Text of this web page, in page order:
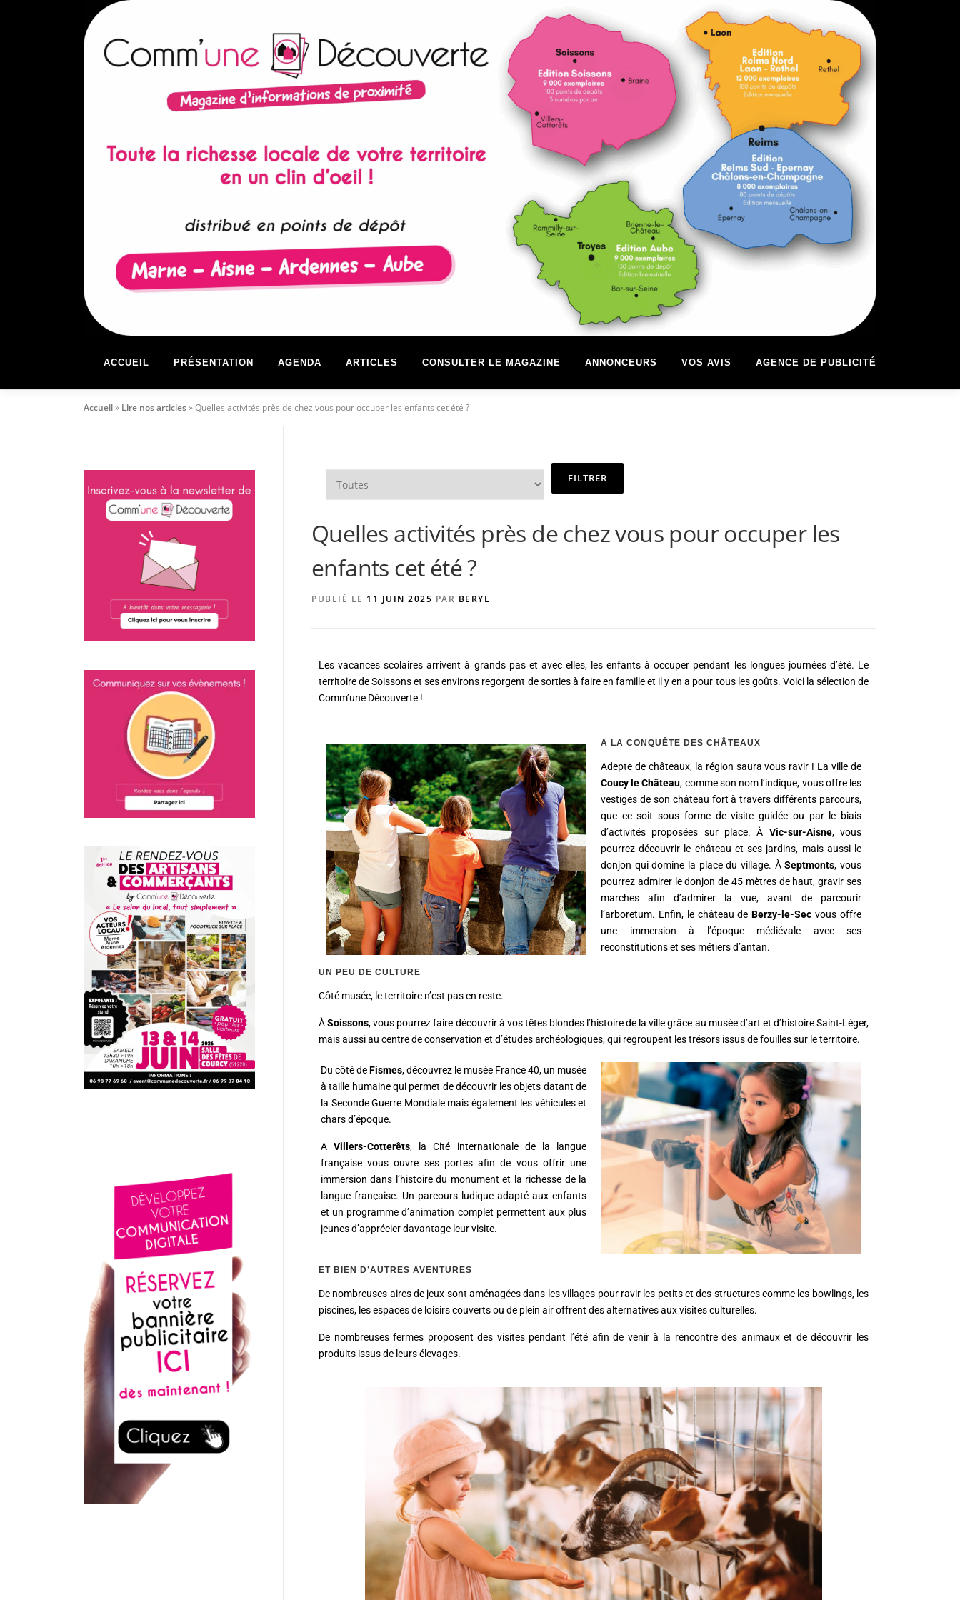
ACCUEIL PRÉSENTATION AGENDA ARTICLES CONSULTER LE MAGAZINE ANNONCEURS VOS AVIS AGENCE DE PUBLICITÉ
Accueil» Lire nos articles»Quelles activités près de chez vous pour occuper les enfants cet été ?
Quelles activités près de chez vous pour occuper les
enfants cet été ?
PUBLIÉ LE 11 JUIN 2025 PAR BERYL
Les vacances scolaires arrivent à grands pas et avec elles, les enfants à occuper pendant les longues journées d’été. Le
territoire de Soissons et ses environs regorgent de sorties à faire en famille et il y en a pour tous les goûts. Voici la sélection de
Comm’une Découverte !
A LA CONQUÊTE DES CHÂTEAUX
Adepte de châteaux, la région saura vous ravir ! La ville de
Coucy le Château, comme son nom l’indique, vous offre les
vestiges de son château fort à travers différents parcours,
que ce soit sous forme de visite guidée ou par le biais
d’activités proposées sur place. À Vic-sur-Aisne, vous
pourrez découvrir le château et ses jardins, mais aussi le
donjon qui domine la place du village. ÀSeptmonts, vous
pourrez admirer le donjon de 45 mètres de haut, gravir ses
marches afin d’admirer la vue, avant de parcourir
l’arboretum. Enfin, le château deBerzy-le-Sec vous offre
une immersion à l’époque médiévale avec ses
reconstitutions et ses métiers d’antan.
UN PEU DE CULTURE
Côté musée, le territoire n’est pas en reste.
ÀSoissons, vous pourrez faire découvrir à vos têtes blondes l’histoire de la ville grâce au musée d’art et d’histoire Saint-Léger,
mais aussi au centre de conservation et d’études archéologiques, qui regroupent les trésors issus de fouilles sur le territoire.
Du côté deFismes, découvrez le musée France 40, un musée
à taille humaine qui permet de découvrir les objets datant de
la Seconde Guerre Mondiale mais également les véhicules et
chars d’époque.
AVillers-Cotterêts, la Cité internationale de la langue
française vous ouvre ses portes afin de vous offrir une
immersion dans l’histoire du monument et la richesse de la
langue française. Un parcours ludique adapté aux enfants
et un programme d’animation complet permettent aux plus
jeunes d’apprécier davantage leur visite.
ET BIEN D’AUTRES AVENTURES
De nombreuses aires de jeux sont aménagées dans les villages pour ravir les petits et des structures comme les bowlings, les
piscines, les espaces de loisirs couverts ou de plein air offrent des alternatives aux visites culturelles.
De nombreuses fermes proposent des visites pendant l’été afin de venir à la rencontre des animaux et de découvrir les
produits issus de leurs élevages.